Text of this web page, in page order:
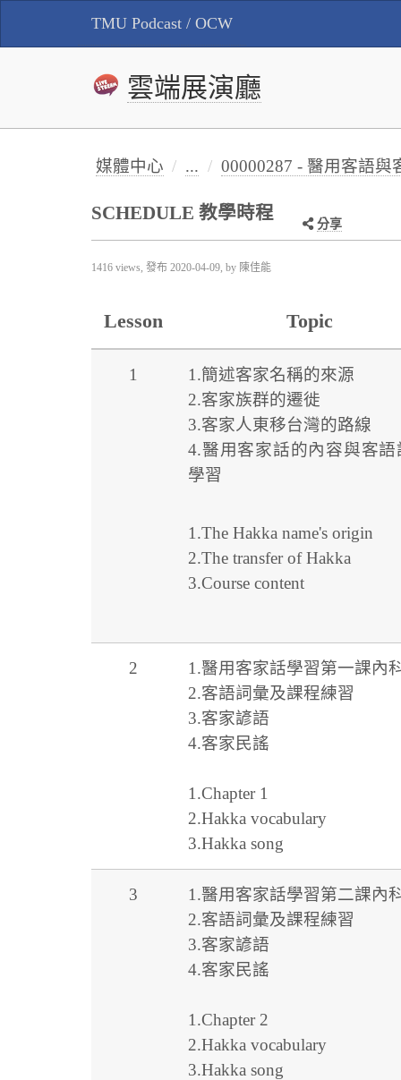
TMU Podcast / OCW
雲端展演廳
媒體中心 ... 00000287 - 醫用客語與
SCHEDULE 教學時程
分享
1416 views, 發布 2020-04-09 , by 陳佳能
Lesson Topic
1
1.簡述客家名稱的來源
2.客家族群的遷徙
3.客家人東移台灣的路線
4.醫用客家話的內容與客語
學習
1.The Hakka name's origin
2.The transfer of Hakka
3.Course content
2
1.醫用客家話學習第一課內
2.客語詞彙及課程練習
3.客家諺語
4.客家民謠
1.Chapter 1
2.Hakka vocabulary
3.Hakka song
3
1.醫用客家話學習第二課內
2.客語詞彙及課程練習
3.客家諺語
4.客家民謠
1.Chapter 2
2.Hakka vocabulary
3.Hakka song